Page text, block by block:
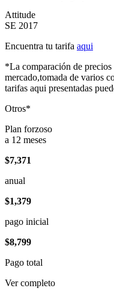
Attitude
SE 2017
Encuentra tu tarifa aqui
*La comparación de precios
mercado,tomada de varios
tarifas aqui presentadas
Otros*
Plan forzoso
a 12 meses
$7,371
anual
$1,379
pago inicial
$8,799
Pago total
Ver completo